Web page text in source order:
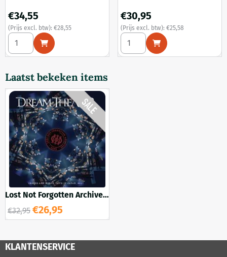
Prijs: 34,55, exclusief btw: 28,55
€34,55
(Prijs excl. btw): €28,55
Aantal kiezen voor North Star (turquoise vinyl)
Prijs: 30,95, exclusief btw:
€30,95
(Prijs excl. btw): €25,58
Aantal kiezen voor Theories
Laatst bekeken items
Lost Not Forgotten Archives:
Images & Words Live in
Japan 2LP (transp.
€32,95 €26,95
KLANTENSERVICE